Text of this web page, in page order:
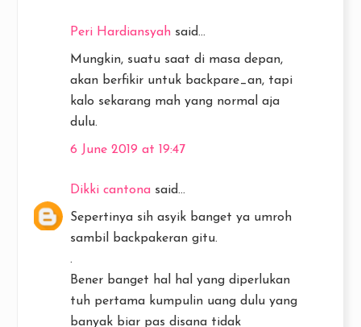
Peri Hardiansyah said...
Mungkin, suatu saat di masa depan,
akan berfikir untuk backpare_an, tapi
kalo sekarang mah yang normal aja
dulu.
6 June 2019 at 19:47
Dikki cantona said...
Sepertinya sih asyik banget ya umroh
sambil backpakeran gitu.
.
Bener banget hal hal yang diperlukan
tuh pertama kumpulin uang dulu yang
banyak biar pas disana tidak